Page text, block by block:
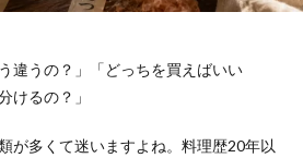
違うの？」「どっちを買えばいい
けるの？」
が多くて迷いますよね。料理歴20年以